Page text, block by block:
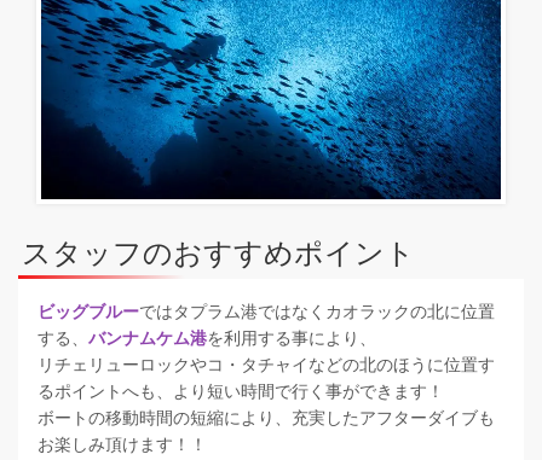
スタッフのおすすめポイント
ビッグブルーではタプラム港ではなくカオラックの北に位置
する、 バンナムケム港を利用する事により、
リチェリューロックやコ・タチャイなどの北のほうに位置す
るポイントへも、より短い時間で行く事ができます！
ボートの移動時間の短縮により、充実したアフターダイブも
お楽しみ頂けます！！